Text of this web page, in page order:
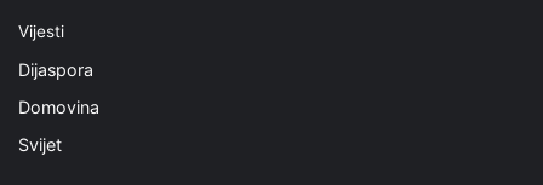
Vijesti
Dijaspora
Domovina
Svijet